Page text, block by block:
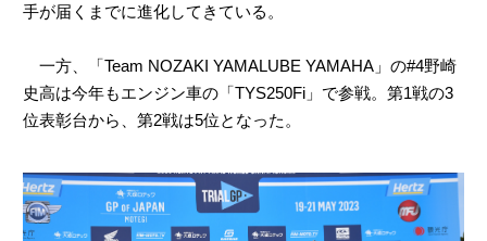
手が届くまでに進化してきている。
一方、「Team NOZAKI YAMALUBE YAMAHA」の#4野崎
史高は今年もエンジン車の「TYS250Fi」で参戦。第1戦の3
位表彰台から、第2戦は5位となった。